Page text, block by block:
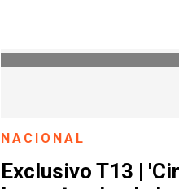
NACIONAL
Exclusivo T13 |